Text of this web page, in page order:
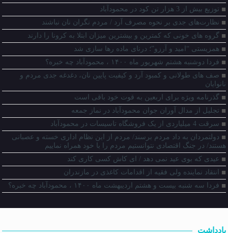
توزیع بیش از 3 هزار تن كود در محمودآباد
نظارت‌های جدی بر نحوه مصرف آرد / مردم نگران نان نباشند
گروه های خونی که کمترین و بیشترین میزان ابتلا به کرونا را دارند
همزیستی “امید و آرزو”؛ درنای ماده رها سازی شد
فردا دوشنبه هشتم شهریور ماه ۱۴۰۰ ، محمودآباد چه خبره؟
صف های طولانی و کمبود آرد و کیفیت پایین نان، دغدغه جدی مردم و
نانوایان
گذرنامه ویژه برای اربعین به قوت خود باقی است
تجلیل از مدال آوران جوان محمودآباد در نماز جمعه
سرقت 4 میلیاردی از یک فروشگاه تاسیسات در محمودآباد
دولتمردان به داد مردم برسند/ مردم از این نظام اداری خسته و عصبانی
هستند/ در جنگ اقتصادی نتوانستیم مردم را با خود همراه نماییم
عیدی که بوی عید نمی دهد / ای کاش کسی کاری کند
انتقاد نماینده ولی فقیه از اقدامات کاغذی در مازندران
فردا سه شنبه بیست و هشتم اردیبهشت ماه ۱۴۰۰ ، محمودآباد چه خبره؟
یادداشت